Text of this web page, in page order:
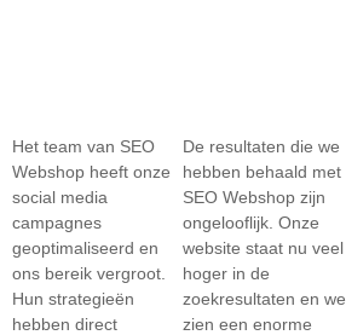
Het team van SEO
Webshop heeft onze
social media
campagnes
geoptimaliseerd en
ons bereik vergroot.
Hun strategieën
hebben direct
De resultaten die we
hebben behaald met
SEO Webshop zijn
ongelooflijk. Onze
website staat nu veel
hoger in de
zoekresultaten en we
zien een enorme